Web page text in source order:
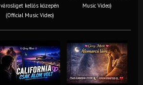
városliget kellős közepén
(Official Music Video)
Music Video)